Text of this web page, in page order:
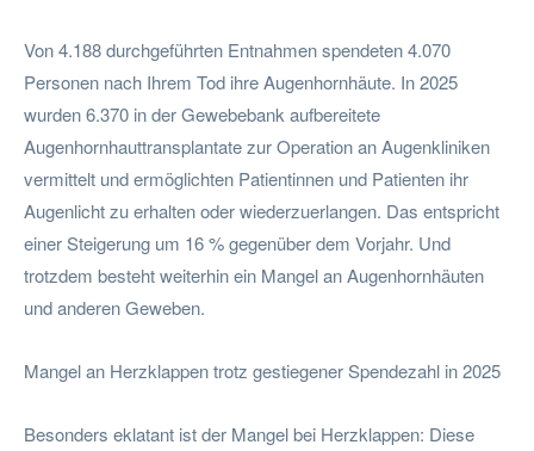
Von 4.188 durchgeführten Entnahmen spendeten 4.070
Personen nach Ihrem Tod ihre Augenhornhäute. In 2025
wurden 6.370 in der Gewebebank aufbereitete
Augenhornhauttransplantate zur Operation an Augenkliniken
vermittelt und ermöglichten Patientinnen und Patienten ihr
Augenlicht zu erhalten oder wiederzuerlangen. Das entspricht
einer Steigerung um 16 % gegenüber dem Vorjahr. Und
trotzdem besteht weiterhin ein Mangel an Augenhornhäuten
und anderen Geweben.
Mangel an Herzklappen trotz gestiegener Spendezahl in 2025
Besonders eklatant ist der Mangel bei Herzklappen: Diese